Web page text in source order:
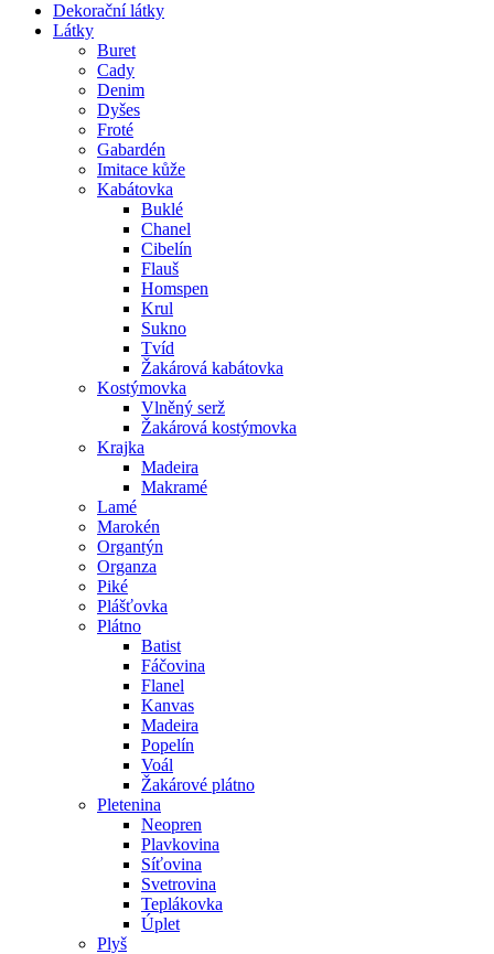
Dekorační látky
Látky
Buret
Cady
Denim
Dyšes
Froté
Gabardén
Imitace kůže
Kabátovka
Buklé
Chanel
Cibelín
Flauš
Homspen
Krul
Sukno
Tvíd
Žakárová kabátovka
Kostýmovka
Vlněný serž
Žakárová kostýmovka
Krajka
Madeira
Makramé
Lamé
Marokén
Organtýn
Organza
Piké
Plášťovka
Plátno
Batist
Fáčovina
Flanel
Kanvas
Madeira
Popelín
Voál
Žakárové plátno
Pletenina
Neopren
Plavkovina
Síťovina
Svetrovina
Teplákovka
Úplet
Plyš